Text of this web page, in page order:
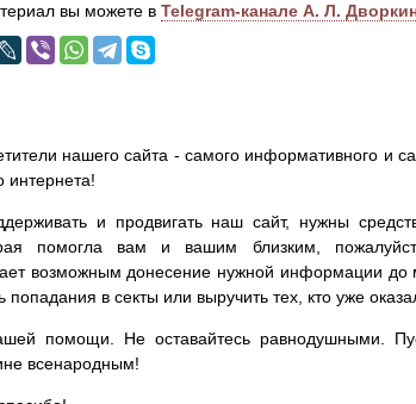
вы можете в Telegram-канале А. Л.
нашего сайта - самого информативного и
интернета!
и продвигать наш сайт, нужны
помогла вам и вашим близким,
возможным донесение нужной информации до
в секты или выручить тех, кто уже
помощи. Не оставайтесь равнодушными.
всенародным!